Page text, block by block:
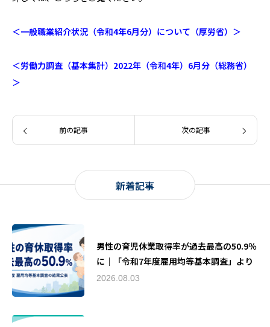
＜一般職業紹介状況（令和4年6月分）について（厚労省）＞
＜労働力調査（基本集計）2022年（令和4年）6月分（総務省）
＞
前の記事 次の記事
新着記事
男性の育児休業取得率が過去最高の50.9％
に｜「令和7年度雇用均等基本調査」より
2026.08.03